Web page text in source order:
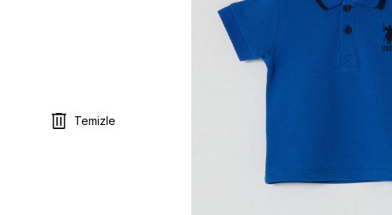
Temizle